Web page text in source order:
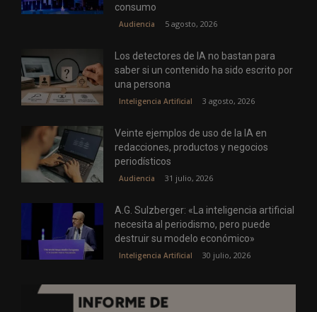
consumo
Audiencia 5 agosto, 2026
Los detectores de IA no bastan para
saber si un contenido ha sido escrito por
una persona
Inteligencia Artificial 3 agosto, 2026
Veinte ejemplos de uso de la IA en
redacciones, productos y negocios
periodísticos
Audiencia 31 julio, 2026
A.G. Sulzberger: «La inteligencia artificial
necesita al periodismo, pero puede
destruir su modelo económico»
Inteligencia Artificial 30 julio, 2026